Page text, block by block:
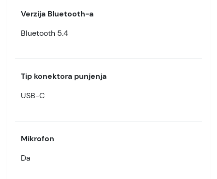
Verzija Bluetooth-a
Bluetooth 5.4
Tip konektora punjenja
USB-C
Mikrofon
Da